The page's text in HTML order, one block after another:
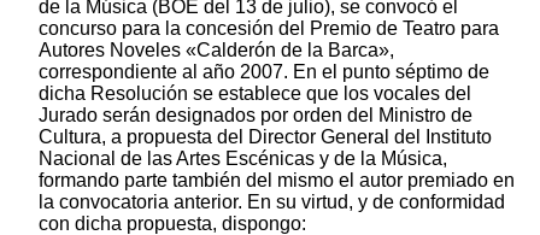
de la Música (BOE del 13 de julio), se convocó el
concurso para la concesión del Premio de Teatro para
Autores Noveles «Calderón de la Barca»,
correspondiente al año 2007. En el punto séptimo de
dicha Resolución se establece que los vocales del
Jurado serán designados por orden del Ministro de
Cultura, a propuesta del Director General del Instituto
Nacional de las Artes Escénicas y de la Música,
formando parte también del mismo el autor premiado en
la convocatoria anterior. En su virtud, y de conformidad
con dicha propuesta, dispongo: